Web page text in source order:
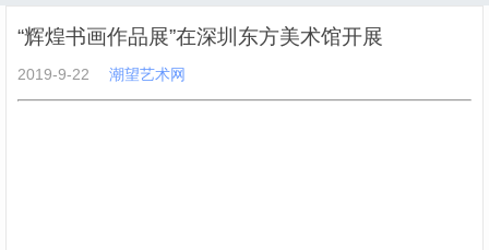
“辉煌书画作品展”在深圳东方美术馆开展
2019-9-22 潮望艺术网